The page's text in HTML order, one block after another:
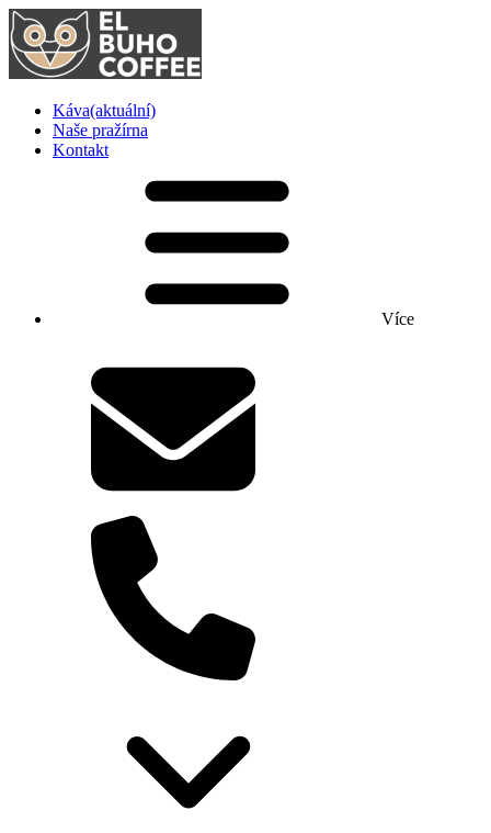
Káva(aktuální)
Naše pražírna
Kontakt
Více